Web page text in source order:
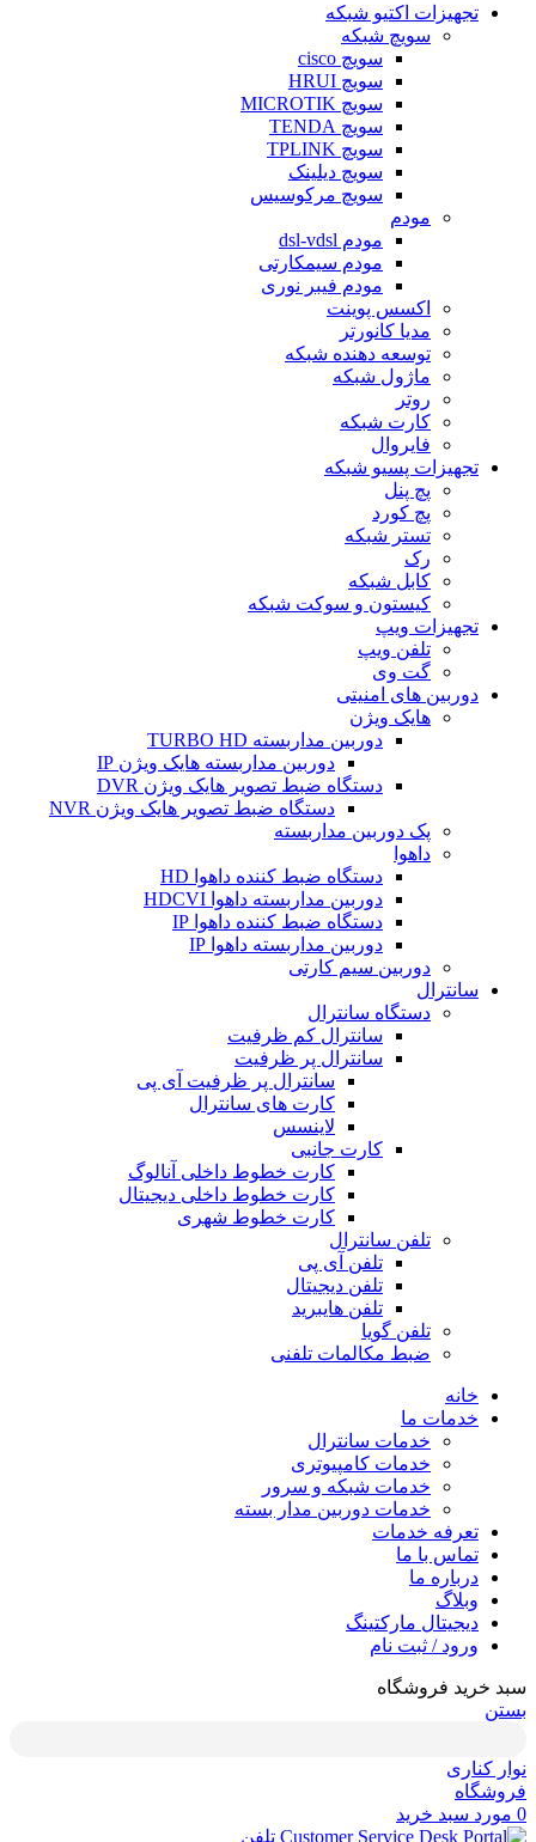
تجهیزات اکتیو شبکه
سویچ شبکه
سویچ cisco
سویچ HRUI
سویچ MICROTIK
سویچ TENDA
سویچ TPLINK
سویچ دیلینک
سویچ مرکوسیس
مودم
مودم dsl-vdsl
مودم سیمکارتی
مودم فیبر نوری
اکسس پوینت
مدیا کانورتر
توسعه دهنده شبکه
ماژول شبکه
روتر
کارت شبکه
فایروال
تجهیزات پسیو شبکه
پچ پنل
پچ کورد
تستر شبکه
رک
کابل شبکه
کیستون و سوکت شبکه
تجهیزات ویپ
تلفن ویپ
گت وی
دوربین های امنیتی
هایک ویژن
دوربین مداربسته TURBO HD
دوربین مداربسته هایک ویژن IP
دستگاه ضبط تصویر هایک ویژن DVR
دستگاه ضبط تصویر هایک ویژن NVR
پک دوربین مداربسته
داهوا
دستگاه ضبط کننده داهوا HD
دوربین مداربسته داهوا HDCVI
دستگاه ضبط کننده داهوا IP
دوربین مداربسته داهوا IP
دوربین سیم کارتی
سانترال
دستگاه سانترال
سانترال کم ظرفیت
سانترال پر ظرفیت
سانترال پر ظرفیت آی پی
کارت های سانترال
لاینسس
کارت جانبی
کارت خطوط داخلی آنالوگ
کارت خطوط داخلی دیجیتال
کارت خطوط شهری
تلفن سانترال
تلفن آی پی
تلفن دیجیتال
تلفن هایبرید
تلفن گویا
ضبط مکالمات تلفنی
خانه
خدمات ما
خدمات سانترال
خدمات کامپیوتری
خدمات شبکه و سرور
خدمات دوربین مدار بسته
تعرفه خدمات
تماس با ما
درباره ما
وبلاگ
دیجیتال مارکتینگ
ورود / ثبت نام
سبد خرید فروشگاه
بستن
نوار کناری
فروشگاه
0 مورد سبد خرید
تلفن